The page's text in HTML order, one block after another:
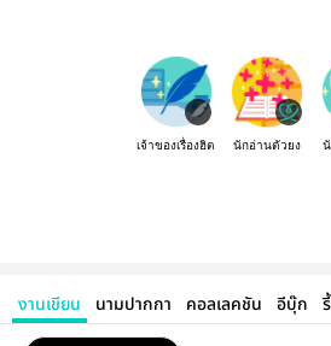
เจ้าของเรื่องฮิต นักอ่านตัวยง
งานเขียน นามปากกา คอลเลคชัน อีบุ๊ก